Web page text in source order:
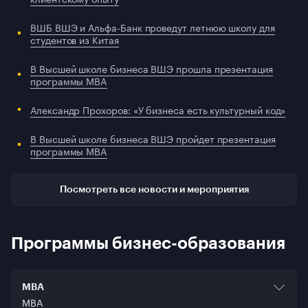
ВШБ ВШЭ и Альфа-Банк проведут летнюю школу для
студентов из Китая
В Высшей школе бизнеса ВШЭ прошла презентация
программы MBA
Александр Прохоров: «У бизнеса есть культурный код»
В Высшей школе бизнеса ВШЭ пройдет презентация
программы MBA
Посмотреть все новости и мероприятия
Программы бизнес-образования
MBA
MBA